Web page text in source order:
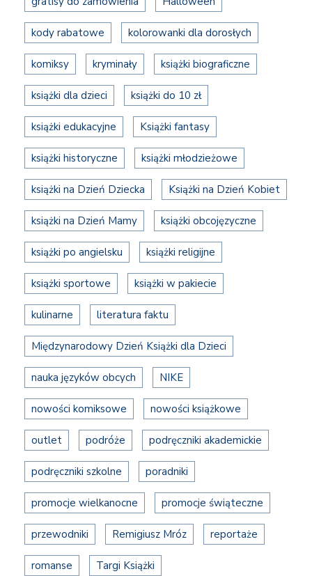
kody rabatowe kolorowanki dla dorosłych
komiksy kryminały książki biograficzne
książki dla dzieci książki do 10 zł
książki edukacyjne Książki fantasy
książki historyczne książki młodzieżowe
książki na Dzień Dziecka Książki na Dzień Kobiet
książki na Dzień Mamy książki obcojęzyczne
książki po angielsku książki religijne
książki sportowe książki w pakiecie
kulinarne literatura faktu
Międzynarodowy Dzień Książki dla Dzieci
nauka języków obcych NIKE
nowości komiksowe nowości książkowe
outlet podróże podręczniki akademickie
podręczniki szkolne poradniki
promocje wielkanocne promocje świąteczne
przewodniki Remigiusz Mróz reportaże
romanse Targi Książki